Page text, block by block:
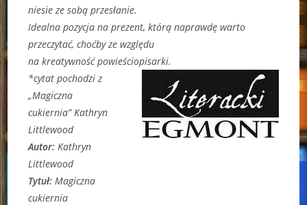
niesie ze sobą przesłanie.
Idealna pozycja na prezent, którą naprawdę warto
przeczytać, choćby ze względu
na kreatywność powieściopisarki.
*cytat pochodzi z
„Magiczna
cukiernia” Kathryn
Littlewood
Autor: Kathryn
Littlewood
Tytuł: Magiczna
cukiernia